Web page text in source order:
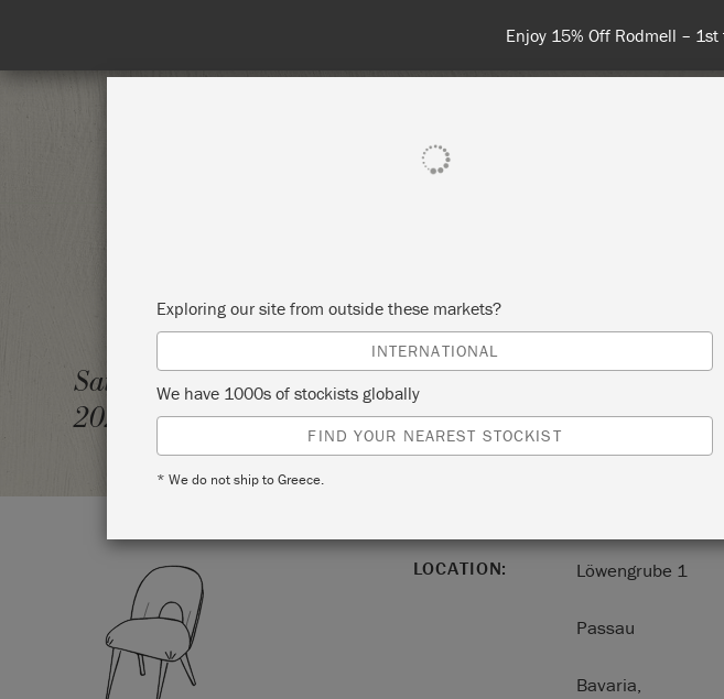
Saturday 7 November,
2020
MÖBELVERWANDELEI
MARIA HUI
LOCATION: Löwengrube 1
Passau
Bavaria,
Exploring our site from outside these markets?
INTERNATIONAL
We have 1000s of stockists globally
FIND YOUR NEAREST STOCKIST
* We do not ship to Greece.